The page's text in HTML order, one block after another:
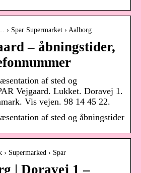
› Spar Supermarket › Aalborg
– åbningstider,
af sted og
Vejgaard. Lukket. Doravej 1.
Vis vejen. 98 14 45 22.
af sted og åbningstider
Supermarked › Spar
| Doravej 1 –